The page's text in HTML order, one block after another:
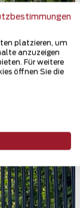
platzieren, um
anzuzeigen
Für weitere
öffnen Sie die